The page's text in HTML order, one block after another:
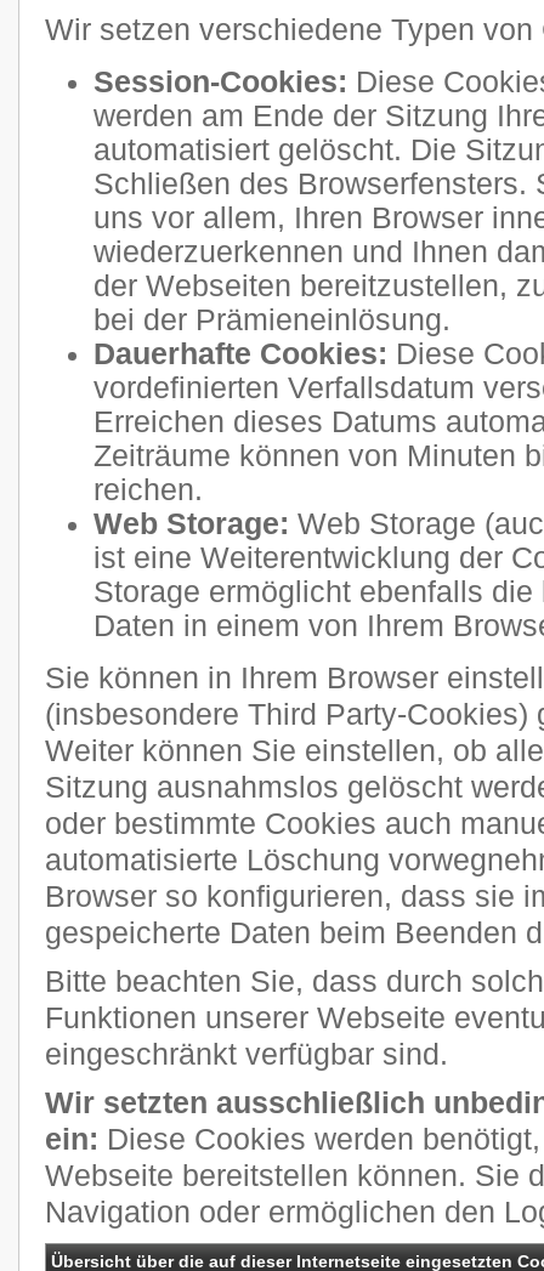
Wir setzen verschiedene Typen von
Session-Cookies: Diese
werden am Ende der Sitzung
automatisiert gelöscht. Die
Schließen des Browserfensters.
uns vor allem, Ihren Browser
wiederzuerkennen und Ihnen
der Webseiten bereitzustellen,
bei der Prämieneinlösung.
Dauerhafte Cookies: Diese
vordefinierten Verfallsdatum
Erreichen dieses Datums
Zeiträume können von Minuten
reichen.
Web Storage: Web Storage
ist eine Weiterentwicklung der
Storage ermöglicht ebenfalls
Daten in einem von Ihrem
Sie können in Ihrem Browser
(insbesondere Third Party-Cookies)
Weiter können Sie einstellen, ob
Sitzung ausnahmslos gelöscht
oder bestimmte Cookies auch
automatisierte Löschung
Browser so konfigurieren, dass sie
gespeicherte Daten beim Beenden
Bitte beachten Sie, dass durch
Funktionen unserer Webseite
eingeschränkt verfügbar sind.
Wir setzten ausschließlich
ein: Diese Cookies werden
Webseite bereitstellen können. Sie
Navigation oder ermöglichen den
Übersicht über die auf dieser Internetseite eingesetzten